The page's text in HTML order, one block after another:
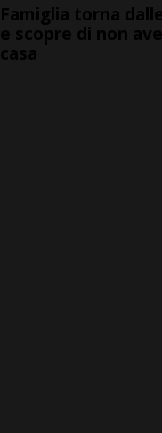
Famiglia torna
e scopre di non
casa